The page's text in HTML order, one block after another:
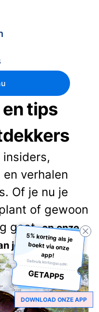
tips
verhalen
Of je nu je
of gewoon
gaat,op onze
je gading. 🌍✨
5% korting als je
boekt via onze
app!
Gebruik kortingscode:
GETAPP5
DOWNLOAD ONZE APP